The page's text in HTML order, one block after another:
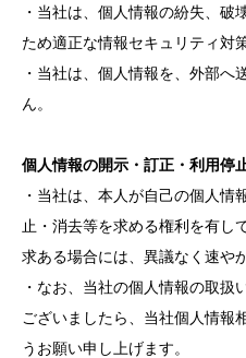
・当社は、個人情報の紛失、破
ため適正な情報セキュリティ対
・当社は、個人情報を、外部へ
ん。
個人情報の開示・訂正・利用停
・当社は、本人が自己の個人情
止・消去等を求める権利を有し
求ある場合には、異議なく速や
・なお、当社の個人情報の取扱
ございましたら、当社個人情報
うお願い申し上げます。